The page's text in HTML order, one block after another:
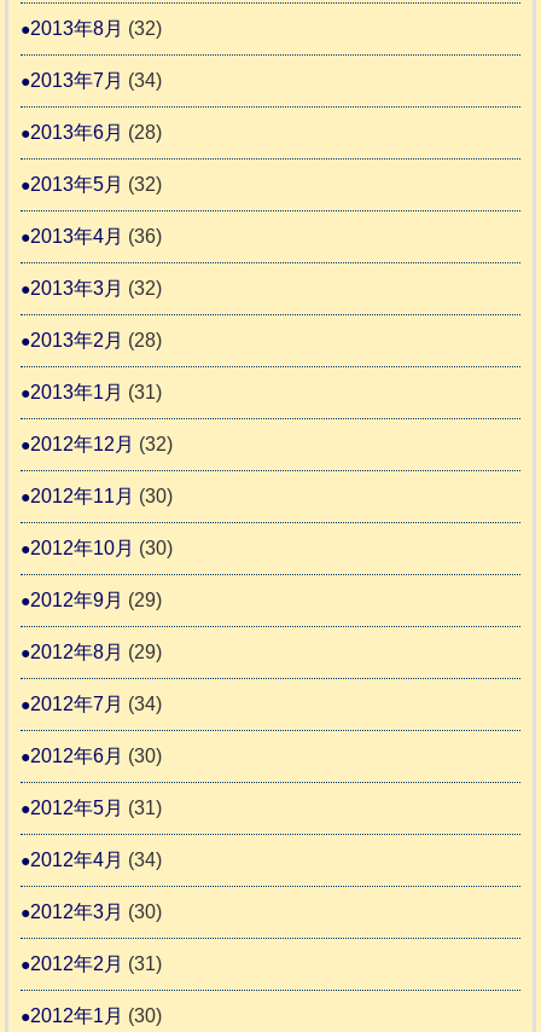
2013年8月 (32)
2013年7月 (34)
2013年6月 (28)
2013年5月 (32)
2013年4月 (36)
2013年3月 (32)
2013年2月 (28)
2013年1月 (31)
2012年12月 (32)
2012年11月 (30)
2012年10月 (30)
2012年9月 (29)
2012年8月 (29)
2012年7月 (34)
2012年6月 (30)
2012年5月 (31)
2012年4月 (34)
2012年3月 (30)
2012年2月 (31)
2012年1月 (30)